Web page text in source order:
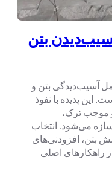
بتن
آسیب‌دیدگی بتن و
این پدیده با نفوذ
و موجب ترک،
می‌شود. انتخاب
بتن، افزودنی‌های
راهکارهای اصلی